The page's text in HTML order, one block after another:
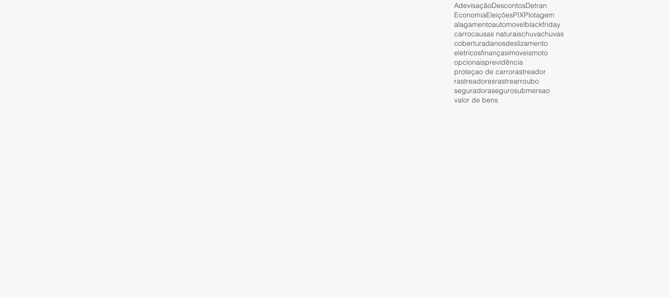
AdevisaçãoDescontosDetran
EconomiaEleiçõesPIXPlotagem
alagamentoautomovelblackfriday
carrocausas naturaischuvachuvas
coberturadanosdeslizamento
eletricosfinançasimoveismoto
opcionaisprevidência
proteçao de carrorastreador
rastreadoresrastrearroubo
seguradorasegurosubmersao
valor de bens